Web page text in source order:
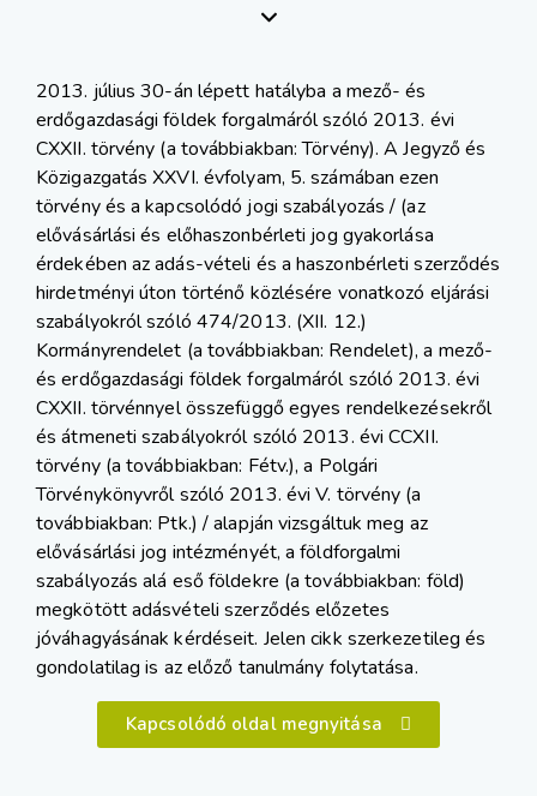
2013. július 30-án lépett hatályba a mező- és
erdőgazdasági földek forgalmáról szóló 2013. évi
CXXII. törvény (a továbbiakban: Törvény). A Jegyző és
Közigazgatás XXVI. évfolyam, 5. számában ezen
törvény és a kapcsolódó jogi szabályozás / (az
elővásárlási és előhaszonbérleti jog gyakorlása
érdekében az adás-vételi és a haszonbérleti szerződés
hirdetményi úton történő közlésére vonatkozó eljárási
szabályokról szóló 474/2013. (XII. 12.)
Kormányrendelet (a továbbiakban: Rendelet), a mező-
és erdőgazdasági földek forgalmáról szóló 2013. évi
CXXII. törvénnyel összefüggő egyes rendelkezésekről
és átmeneti szabályokról szóló 2013. évi CCXII.
törvény (a továbbiakban: Fétv.), a Polgári
Törvénykönyvről szóló 2013. évi V. törvény (a
továbbiakban: Ptk.) / alapján vizsgáltuk meg az
elővásárlási jog intézményét, a földforgalmi
szabályozás alá eső földekre (a továbbiakban: föld)
megkötött adásvételi szerződés előzetes
jóváhagyásának kérdéseit. Jelen cikk szerkezetileg és
gondolatilag is az előző tanulmány folytatása.
Kapcsolódó oldal megnyitása